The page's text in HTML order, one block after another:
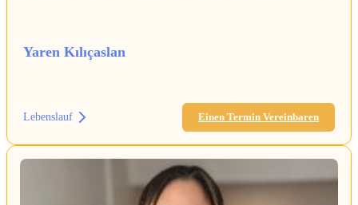
Yaren Kılıçaslan
Lebenslauf Einen Termin Vereinbaren